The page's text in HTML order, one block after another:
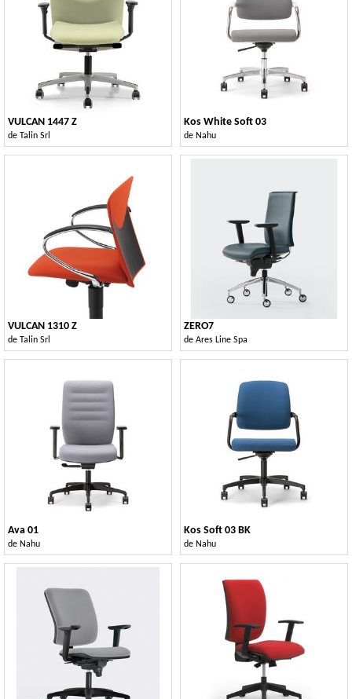
VULCAN 1447 Z
de Talin Srl
Kos White Soft 03
de Nahu
VULCAN 1310 Z
de Talin Srl
ZERO7
de Ares Line Spa
Ava 01
de Nahu
Kos Soft 03 BK
de Nahu